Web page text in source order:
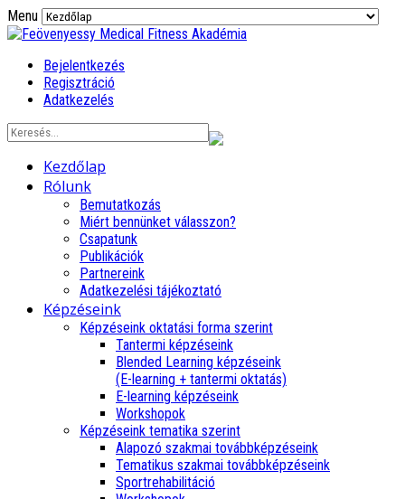
Menu
Bejelentkezés
Regisztráció
Adatkezelés
Kezdőlap
Rólunk
Bemutatkozás
Miért bennünket válasszon?
Csapatunk
Publikációk
Partnereink
Adatkezelési tájékoztató
Képzéseink
Képzéseink oktatási forma szerint
Tantermi képzéseink
Blended Learning képzéseink
(E-learning + tantermi oktatás)
E-learning képzéseink
Workshopok
Képzéseink tematika szerint
Alapozó szakmai továbbképzéseink
Tematikus szakmai továbbképzéseink
Sportrehabilitáció